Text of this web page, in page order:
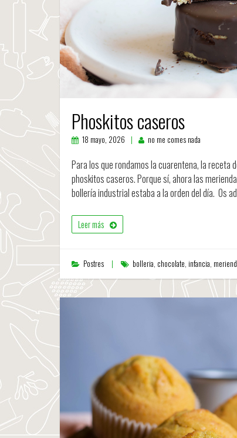
Phoskitos caseros
18 mayo, 2026 no me comes nada
Para los que rondamos la cuarentena, la receta
phoskitos caseros. Porque sí, ahora las
bollería industrial estaba a la orden del día. Os
Leer más
Postres bolleria, chocolate, infancia,